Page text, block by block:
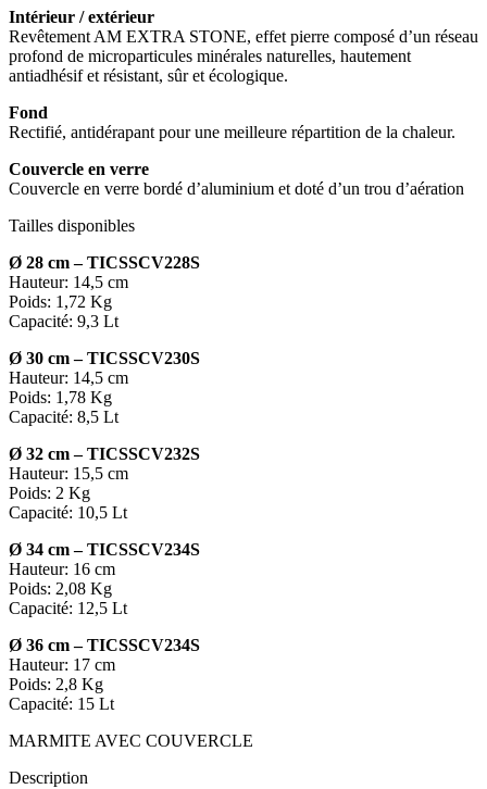
Intérieur / extérieur
Revêtement AM EXTRA STONE, effet pierre composé d’un réseau
profond de microparticules minérales naturelles, hautement
antiadhésif et résistant, sûr et écologique.
Fond
Rectifié, antidérapant pour une meilleure répartition de la chaleur.
Couvercle en verre
Couvercle en verre bordé d’aluminium et doté d’un trou d’aération
Tailles disponibles
Ø 28 cm –TICSSCV228S
Hauteur: 14,5 cm
Poids: 1,72 Kg
Capacité: 9,3 Lt
Ø 30 cm –TICSSCV230S
Hauteur: 14,5 cm
Poids: 1,78 Kg
Capacité: 8,5 Lt
Ø 32 cm –TICSSCV232S
Hauteur: 15,5 cm
Poids: 2 Kg
Capacité: 10,5 Lt
Ø 34 cm –TICSSCV234S
Hauteur: 16 cm
Poids: 2,08 Kg
Capacité: 12,5 Lt
Ø 36 cm –TICSSCV234S
Hauteur: 17 cm
Poids: 2,8 Kg
Capacité: 15 Lt
MARMITE AVEC COUVERCLE
Description